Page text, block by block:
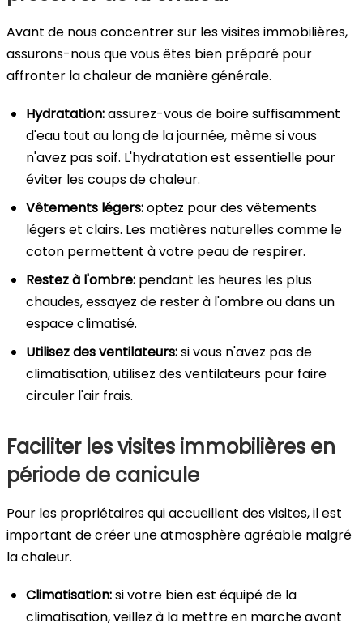
Avant de nous concentrer sur les visites immobilières,
assurons-nous que vous êtes bien préparé pour
affronter la chaleur de manière générale.
Hydratation:assurez-vous de boire suffisamment
d'eau tout au long de la journée, même si vous
n'avez pas soif. L'hydratation est essentielle pour
éviter les coups de chaleur.
Vêtements légers:optez pour des vêtements
légers et clairs. Les matières naturelles comme le
coton permettent à votre peau de respirer.
Restez à l'ombre: pendant les heures les plus
chaudes, essayez de rester à l'ombre ou dans un
espace climatisé.
Utilisez des ventilateurs:si vous n'avez pas de
climatisation, utilisez des ventilateurs pour faire
circuler l'air frais.
Faciliter les visites immobilières en
période de canicule
Pour les propriétaires qui accueillent des visites, il est
important de créer une atmosphère agréable malgré
la chaleur.
Climatisation:si votre bien est équipé de la
climatisation, veillez à la mettre en marche avant